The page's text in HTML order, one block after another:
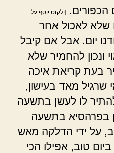
[ילקוט יוסף על
שלא לאכול אחר
יום. אבל אם קיבל
ונכון להחמיר שלא
בעת קריאת איכה
שרגיל מאד בעישון,
להתיר לו לעשן בתשעה
בפרהסיא בתשעה
על ידי הדלקה מאש
טוב, אפילו הכי